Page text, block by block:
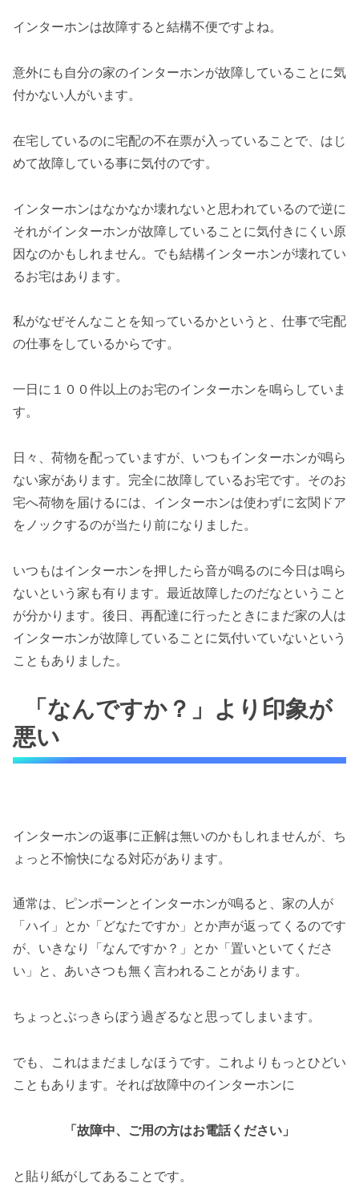
インターホンは故障すると結構不便ですよね。
意外にも自分の家のインターホンが故障していることに気
付かない人がいます。
在宅しているのに宅配の不在票が入っていることで、はじ
めて故障している事に気付のです。
インターホンはなかなか壊れないと思われているので逆に
それがインターホンが故障していることに気付きにくい原
因なのかもしれません。でも結構インターホンが壊れてい
るお宅はあります。
私がなぜそんなことを知っているかというと、仕事で宅配
の仕事をしているからです。
一日に１００件以上のお宅のインターホンを鳴らしていま
す。
日々、荷物を配っていますが、いつもインターホンが鳴ら
ない家があります。完全に故障しているお宅です。そのお
宅へ荷物を届けるには、インターホンは使わずに玄関ドア
をノックするのが当たり前になりました。
いつもはインターホンを押したら音が鳴るのに今日は鳴ら
ないという家も有ります。最近故障したのだなということ
が分かります。後日、再配達に行ったときにまだ家の人は
インターホンが故障していることに気付いていないという
こともありました。
「なんですか？」より印象が
悪い
インターホンの返事に正解は無いのかもしれませんが、ち
ょっと不愉快になる対応があります。
通常は、ピンポーンとインターホンが鳴ると、家の人が
「ハイ」とか「どなたですか」とか声が返ってくるのです
が、いきなり「なんですか？」とか「置いといてくださ
い」と、あいさつも無く言われることがあります。
ちょっとぶっきらぼう過ぎるなと思ってしまいます。
でも、これはまだましなほうです。これよりもっとひどい
こともあります。それば故障中のインターホンに
「故障中、ご用の方はお電話ください」
と貼り紙がしてあることです。